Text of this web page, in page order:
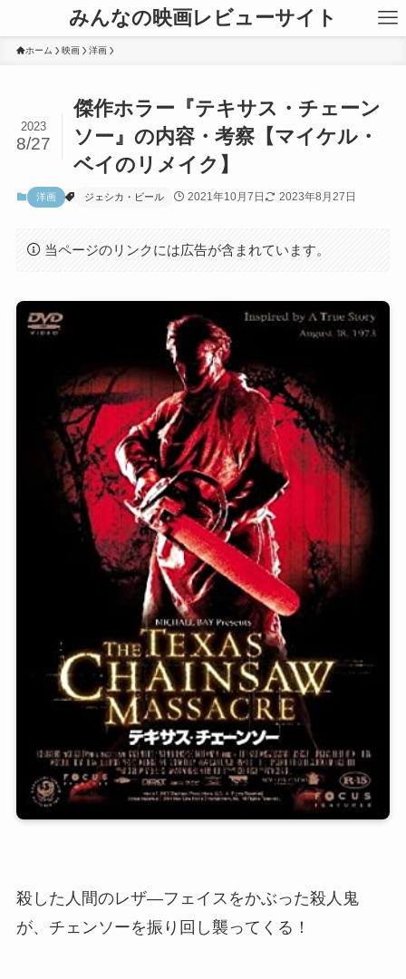
みんなの映画レビューサイト
ホーム 映画 洋画
傑作ホラー『テキサス・チェーン
ソー』の内容・考察【マイケル・
ベイのリメイク】
2023
8/27
洋画 ジェシカ・ビール 2021年10月7日 2023年8月27日
当ページのリンクには広告が含まれています。
殺した人間のレザ―フェイスをかぶった殺人鬼
が、チェンソーを振り回し襲ってくる！